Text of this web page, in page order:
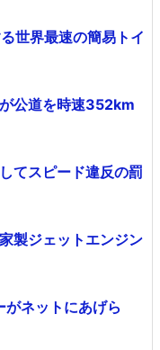
世界最速の簡易トイ
公道を時速352km
てスピード違反の罰
製ジェットエンジン
ネットにあげら